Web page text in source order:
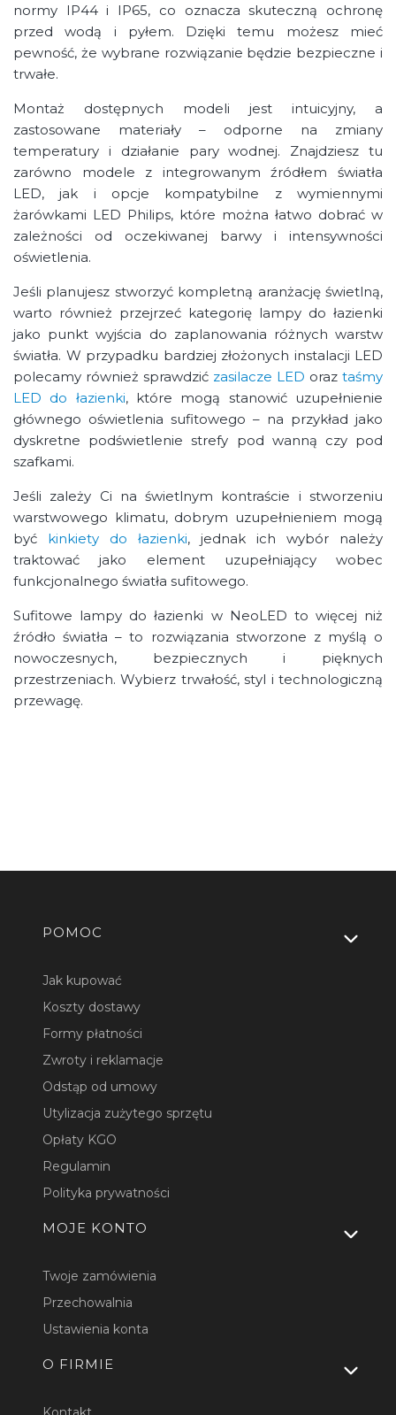
normy IP44 i IP65, co oznacza skuteczną ochronę
przed wodą i pyłem. Dzięki temu możesz mieć
pewność, że wybrane rozwiązanie będzie bezpieczne i
trwałe.
Montaż dostępnych modeli jest intuicyjny, a
zastosowane materiały – odporne na zmiany
temperatury i działanie pary wodnej. Znajdziesz tu
zarówno modele z integrowanym źródłem światła
LED, jak i opcje kompatybilne z wymiennymi
żarówkami LED Philips, które można łatwo dobrać w
zależności od oczekiwanej barwy i intensywności
oświetlenia.
Jeśli planujesz stworzyć kompletną aranżację świetlną,
warto również przejrzeć kategorię lampy do łazienki
jako punkt wyjścia do zaplanowania różnych warstw
światła. W przypadku bardziej złożonych instalacji LED
polecamy również sprawdzić zasilacze LED oraz taśmy
LED do łazienki, które mogą stanowić uzupełnienie
głównego oświetlenia sufitowego – na przykład jako
dyskretne podświetlenie strefy pod wanną czy pod
szafkami.
Jeśli zależy Ci na świetlnym kontraście i stworzeniu
warstwowego klimatu, dobrym uzupełnieniem mogą
być kinkiety do łazienki, jednak ich wybór należy
traktować jako element uzupełniający wobec
funkcjonalnego światła sufitowego.
Sufitowe lampy do łazienki w NeoLED to więcej niż
źródło światła – to rozwiązania stworzone z myślą o
nowoczesnych, bezpiecznych i pięknych
przestrzeniach. Wybierz trwałość, styl i technologiczną
przewagę.
Linki w stopce
POMOC
Jak kupować
Koszty dostawy
Formy płatności
Zwroty i reklamacje
Odstąp od umowy
Utylizacja zużytego sprzętu
Opłaty KGO
Regulamin
Polityka prywatności
MOJE KONTO
Twoje zamówienia
Przechowalnia
Ustawienia konta
O FIRMIE